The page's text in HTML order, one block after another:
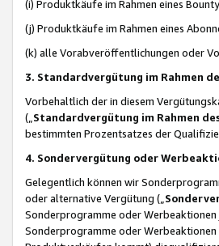
(i) Produktkäufe im Rahmen eines
(j) Produktkäufe im Rahmen eines
(k) alle Vorabveröffentlichungen oder
3. Standardvergütung im Rahmen
Vorbehaltlich der in diesem
(„ Standardvergütung im Rahmen
bestimmten Prozentsatzes der
4. Sondervergütung oder
Gelegentlich können wir
oder alternative Vergütung („
Sonderprogramme oder
Sonderprogramme oder